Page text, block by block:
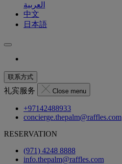
العربية
中文
日本語
联系方式
礼宾服务 Close menu
+97142488933
concierge.thepalm@raffles.com
RESERVATION
(971) 4248 8888
info.thepalm@raffles.com